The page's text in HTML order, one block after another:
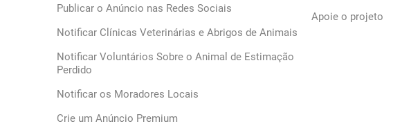
Publicar o Anúncio nas Redes Sociais
Notificar Clínicas Veterinárias e Abrigos de Animais
Notificar Voluntários Sobre o Animal de Estimação
Perdido
Notificar os Moradores Locais
Crie um Anúncio Premium
Apoie o projeto